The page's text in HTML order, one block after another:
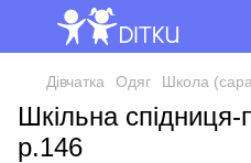
Дівчатка Одяг Школа
Шкільна спідниця-
р.146